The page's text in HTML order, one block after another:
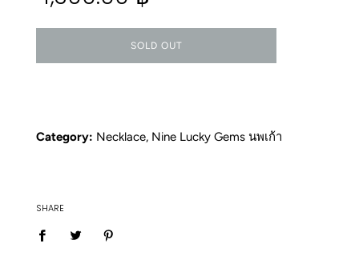
SOLD OUT
Category: Necklace, Nine Lucky Gems นพเก้า
SHARE